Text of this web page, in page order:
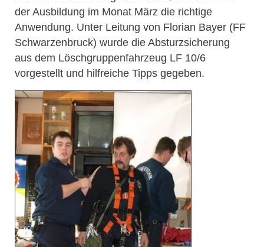
der Ausbildung im Monat März die richtige
Anwendung. Unter Leitung von Florian Bayer (FF
Schwarzenbruck) wurde die Absturzsicherung
aus dem Löschgruppenfahrzeug LF 10/6
vorgestellt und hilfreiche Tipps gegeben.